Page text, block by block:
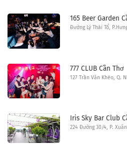
165 Beer Garden
Đường Lý Thái Tổ,
777 CLUB Cần Thơ
127 Trần Văn Khéo, Q.
Iris Sky Bar Club
224 Đường 30/4, P.